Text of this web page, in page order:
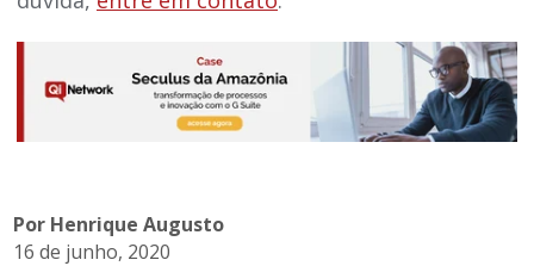
Por Henrique Augusto
16 de junho, 2020